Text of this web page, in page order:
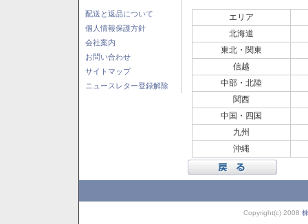
配送と返品について
個人情報保護方針
会社案内
お問い合わせ
サイトマップ
ニュースレター登録解除
エリア
北海道
東北・関東
信越
中部・北陸
関西
中国・四国
九州
沖縄
Copyright(c) 2008